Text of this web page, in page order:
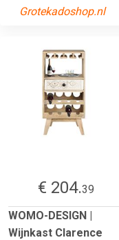
Grotekadoshop.nl
€ 204.39
WOMO-DESIGN |
Wijnkast Clarence